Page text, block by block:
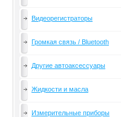
Видеорегистраторы
Громкая связь / Bluetooth
Другие автоаксессуары
Жидкости и масла
Измерительные приборы